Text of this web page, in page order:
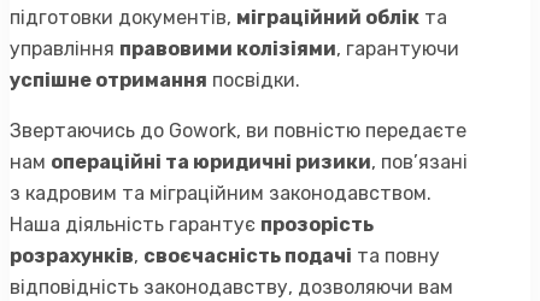
підготовки документів, міграційний облік та
управління правовими колізіями, гарантуючи
успішне отримання посвідки.
Звертаючись до Gowork, ви повністю передаєте
нам операційні та юридичні ризики, пов’язані
з кадровим та міграційним законодавством.
Наша діяльність гарантує прозорість
розрахунків, своєчасність подачі та повну
відповідність законодавству, дозволяючи вам